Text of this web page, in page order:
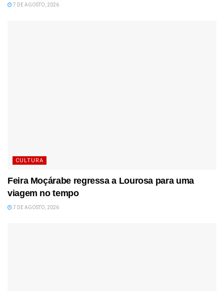
7 DE AGOSTO, 2026
CULTURA
Feira Moçárabe regressa a Lourosa para uma
viagem no tempo
7 DE AGOSTO, 2026